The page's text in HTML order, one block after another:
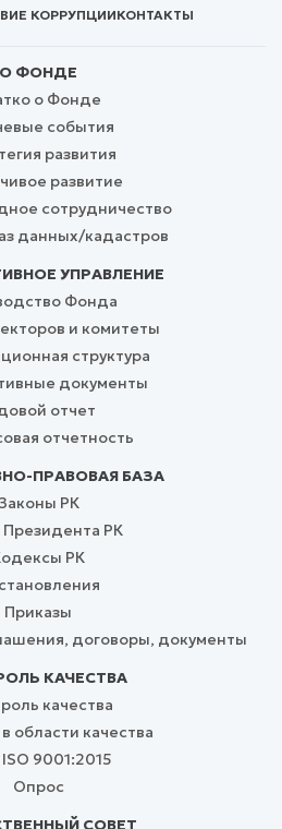
КОРРУПЦИИКОНТАКТЫ
О ФОНДЕ
о Фонде
события
развития
развитие
сотрудничество
данных/кадастров
УПРАВЛЕНИЕ
Фонда
и комитеты
структура
документы
отчет
отчетность
ПРАВОВАЯ БАЗА
Законы РК
Президента РК
РК
Приказы
договоры, документы
КАЧЕСТВА
качества
области качества
9001:2015
Опрос
СОВЕТ